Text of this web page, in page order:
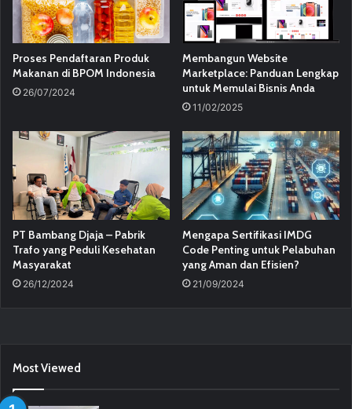
Proses Pendaftaran Produk
Makanan di BPOM Indonesia
26/07/2024
Membangun Website
Marketplace: Panduan Lengkap
untuk Memulai Bisnis Anda
11/02/2025
PT Bambang Djaja – Pabrik
Trafo yang Peduli Kesehatan
Masyarakat
26/12/2024
Mengapa Sertifikasi IMDG
Code Penting untuk Pelabuhan
yang Aman dan Efisien?
21/09/2024
Most Viewed